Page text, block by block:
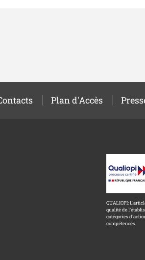
Plan d'Accès
QUALIOPI:
qualité de
catégories
compétences.